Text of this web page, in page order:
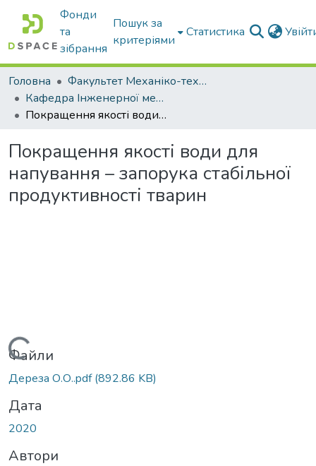
Фонди
та
зібрання
Пошук за
критеріями
Статистика
Головна
Факультет Механіко-технологічний
Кафедра Інженерної механіки та комп'ютерного проектування
Покращення якості води для напування – запорука стабільної продуктивності тварин
Покращення якості води для
напування – запорука стабільної
продуктивності тварин
Вантажиться...
Файли
Дереза О.О..pdf(892.86 KB)
Дата
2020
Автори